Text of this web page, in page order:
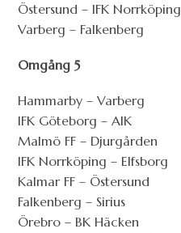
Östersund – IFK Norrköping
Varberg – Falkenberg
Omgång 5
Hammarby – Varberg
IFK Göteborg – AIK
Malmö FF – Djurgården
IFK Norrköping – Elfsborg
Kalmar FF – Östersund
Falkenberg – Sirius
Örebro – BK Häcken